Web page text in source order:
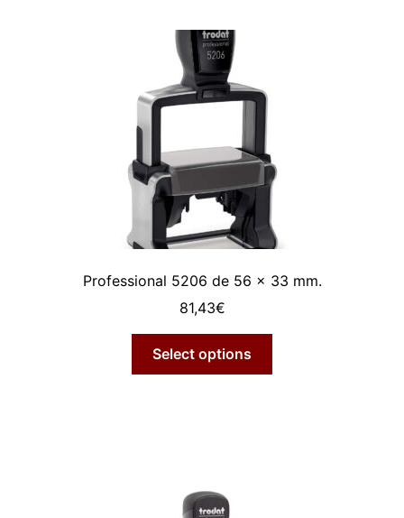
Professional 5206 de 56 x 33 mm.
81,43€
Select options